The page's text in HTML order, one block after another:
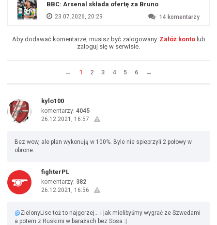
BBC: Arsenal składa ofertę za Bruno
23.07.2026, 20:29 14 komentarzy
Aby dodawać komentarze, musisz być zalogowany. Załóż kontolub
zaloguj się w serwisie.
← 1 2 3 4 5 6 →
kylo100
komentarzy: 4045
26.12.2021, 16:57
Bez wow, ale plan wykonują w 100%. Byle nie spieprzyli 2 połowy w
obrone.
fighterPL
komentarzy: 382
26.12.2021, 16:56
@ZielonyLisc toż to najgorzej... i jak mielibyśmy wygrać ze Szwedami
a potem z Ruskimi w barażach bez Sosa :|